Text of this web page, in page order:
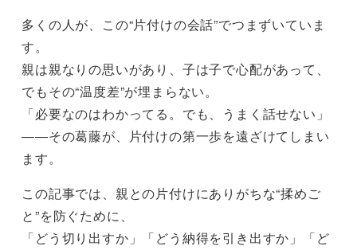
多くの人が、この“片付けの会話”でつまずいていま
す。
親は親なりの思いがあり、子は子で心配があって、
でもその“温度差”が埋まらない。
「必要なのはわかってる。でも、うまく話せない」
――その葛藤が、片付けの第一歩を遠ざけてしまい
ます。
この記事では、親との片付けにありがちな“揉めご
と”を防ぐために、
「どう切り出すか」「どう納得を引き出すか」「ど